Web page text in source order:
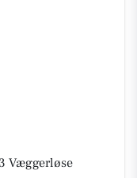
Væggerløse